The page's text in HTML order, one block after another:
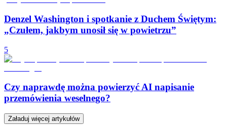
Denzel Washington i spotkanie z Duchem Świętym:
„Czułem, jakbym unosił się w powietrzu”
5
Czy naprawdę można powierzyć AI napisanie
przemówienia weselnego?
Załaduj więcej artykułów